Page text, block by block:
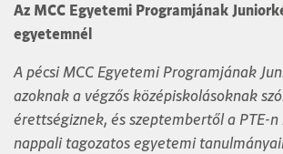
Az MCC Egyetemi Programjának
egyetemnél
A pécsi MCC Egyetemi Programjának
azoknak a végzős középiskolásoknak
érettségiznek, és szeptembertől a PTE-
nappali tagozatos egyetemi